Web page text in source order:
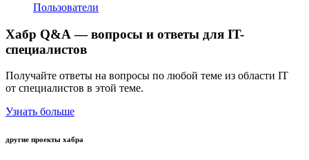
Пользователи
Хабр Q&A — вопросы и ответы для IT-
специалистов
Получайте ответы на вопросы по любой теме из области IT
от специалистов в этой теме.
Узнать больше
другие проекты хабра